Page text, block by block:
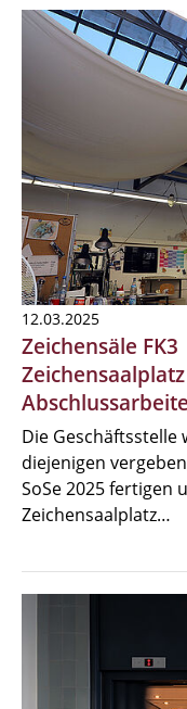
12.03.2025
Zeichensäle
Die Geschäftsstelle
diejenigen
SoSe 2025 fertigen
Zeichensaalplatz…